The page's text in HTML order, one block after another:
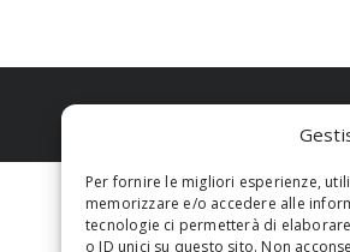
Per fornire le migliori esperienze,
memorizzare e/o accedere alle
tecnologie ci permetterà di
o ID unici su questo sito. Non